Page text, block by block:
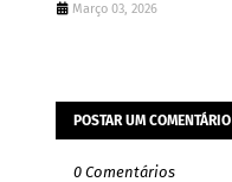
Março 03, 2026
POSTAR UM COMENTÁRIO
0 Comentários